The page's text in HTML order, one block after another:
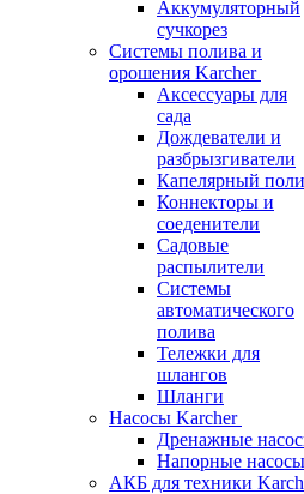
Аккумуляторный
сучкорез
Системы полива и
орошения Karcher
Аксессуары для
сада
Дождеватели и
разбрызгиватели
Капелярный
Коннекторы и
соеденители
Садовые
распылители
Системы
автоматического
полива
Тележки для
шлангов
Шланги
Насосы Karcher
Дренажные
Напорные насосы
АКБ для техники